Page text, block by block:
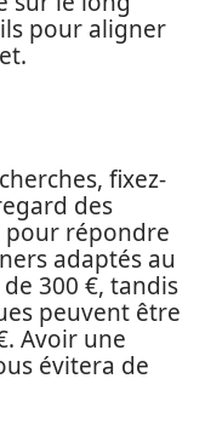
pour aligner
fixez-
des
pour répondre
adaptés au
300 €, tandis
peuvent être
Avoir une
évitera de